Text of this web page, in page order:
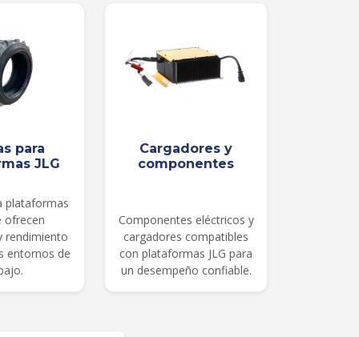
para
JLG
plataformas
ofrecen
rendimiento
entornos de
Cargadores y
componentes
Componentes eléctricos y
cargadores compatibles
con plataformas JLG para
un desempeño confiable.